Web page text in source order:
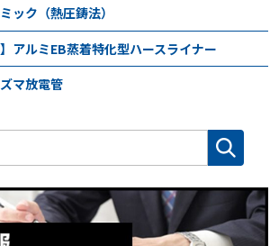
ック（熱圧鋳法）
アルミEB蒸着特化型ハースライナー
マ放電管